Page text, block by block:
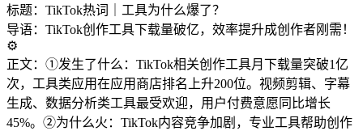
标题：TikTok热词｜工具为什么爆了？
导语：TikTok创作工具下载量破亿，效率提升成创作者刚需！
⚙️
正文：①发生了什么：TikTok相关创作工具月下载量突破1亿
次，工具类应用在应用商店排名上升200位。视频剪辑、字幕
生成、数据分析类工具最受欢迎，用户付费意愿同比增长
45%。②为什么火：TikTok内容竞争加剧，专业工具帮助创作